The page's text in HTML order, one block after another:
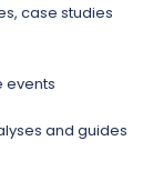
case studies
events
and guides